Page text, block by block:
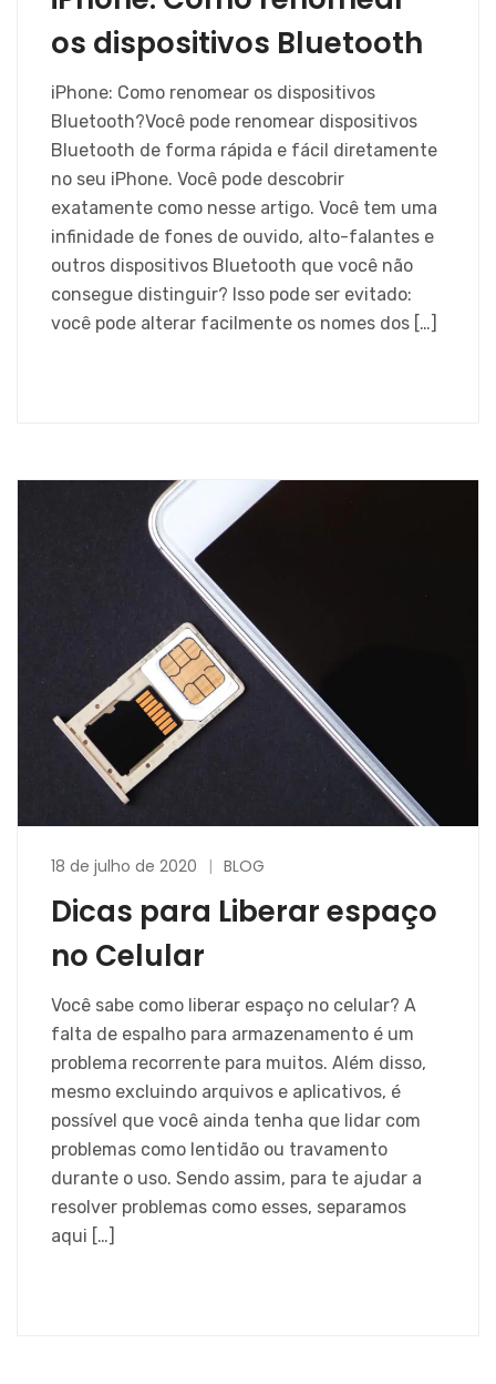
os dispositivos Bluetooth
iPhone: Como renomear os dispositivos
Bluetooth?Você pode renomear dispositivos
Bluetooth de forma rápida e fácil diretamente
no seu iPhone. Você pode descobrir
exatamente como nesse artigo. Você tem uma
infinidade de fones de ouvido, alto-falantes e
outros dispositivos Bluetooth que você não
consegue distinguir? Isso pode ser evitado:
você pode alterar facilmente os nomes dos […]
18 de julho de 2020 BLOG
Dicas para Liberar espaço
no Celular
Você sabe como liberar espaço no celular? A
falta de espalho para armazenamento é um
problema recorrente para muitos. Além disso,
mesmo excluindo arquivos e aplicativos, é
possível que você ainda tenha que lidar com
problemas como lentidão ou travamento
durante o uso. Sendo assim, para te ajudar a
resolver problemas como esses, separamos
aqui […]